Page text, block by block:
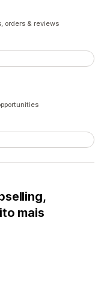
orders & reviews
mais